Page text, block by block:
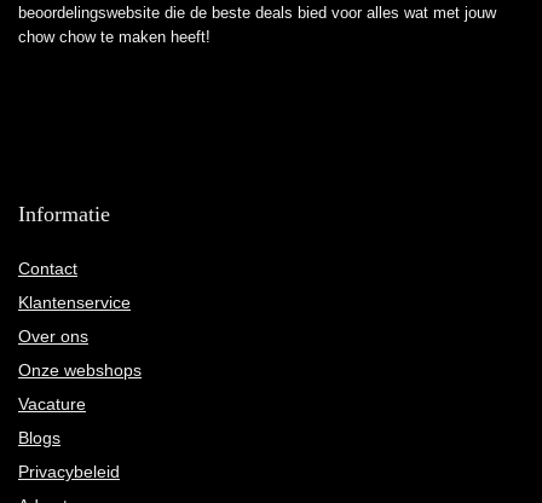
beoordelingswebsite die de beste deals bied voor alles wat met jouw
chow chow te maken heeft!
Informatie
Contact
Klantenservice
Over ons
Onze webshops
Vacature
Blogs
Privacybeleid